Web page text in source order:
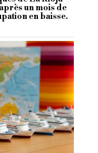
un mois de
en baisse.